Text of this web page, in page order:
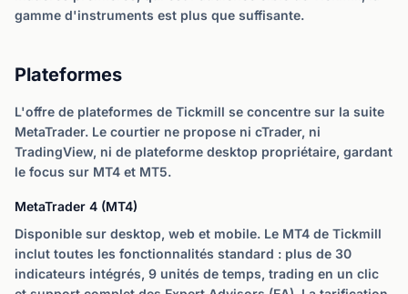
gamme d'instruments est plus que suffisante.
Plateformes
L'offre de plateformes de Tickmill se concentre sur la suite
MetaTrader. Le courtier ne propose ni cTrader, ni
TradingView, ni de plateforme desktop propriétaire, gardant
le focus sur MT4 et MT5.
MetaTrader 4 (MT4)
Disponible sur desktop, web et mobile. Le MT4 de Tickmill
inclut toutes les fonctionnalités standard : plus de 30
indicateurs intégrés, 9 unités de temps, trading en un clic